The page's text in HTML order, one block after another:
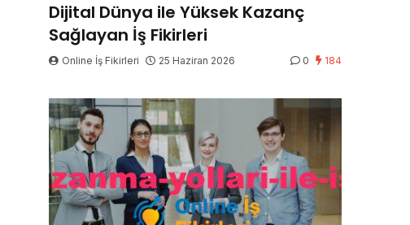
Dijital Dünya ile Yüksek Kazanç
Sağlayan İş Fikirleri
Online İş Fikirleri 25 Haziran 2026 0 184